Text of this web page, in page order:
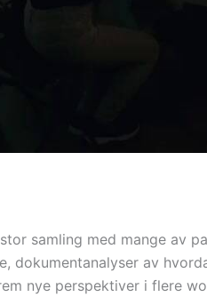
samling med mange av
dokumentanalyser av
nye perspektiver i flere